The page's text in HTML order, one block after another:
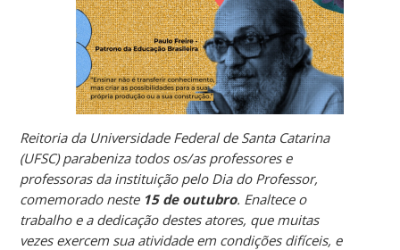
Reitoria da Universidade Federal de Santa Catarina
(UFSC) parabeniza todos os/as professores e
professoras da instituição pelo Dia do Professor,
comemorado neste 15 de outubro. Enaltece o
trabalho e a dedicação destes atores, que muitas
vezes exercem sua atividade em condições difíceis, e